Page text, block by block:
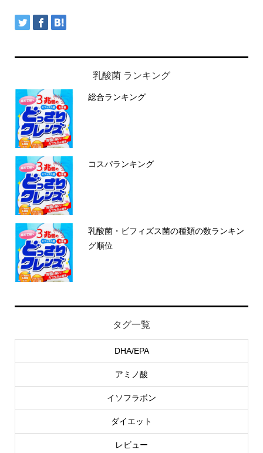
乳酸菌 ランキング
総合ランキング
コスパランキング
乳酸菌・ビフィズス菌の種類の数ランキン
グ順位
タグ一覧
DHA/EPA
アミノ酸
イソフラボン
ダイエット
レビュー